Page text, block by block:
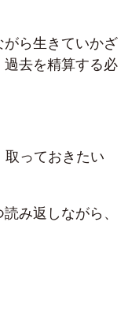
ら生きていかざ
去を精算する必
っておきたい
み返しながら、